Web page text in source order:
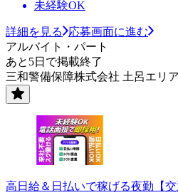
未経験OK
詳細を見る
応募画面に進む
アルバイト・パート
あと5日で掲載終了
三和警備保障株式会社 土呂エリ
高日給＆日払いで稼げる夜勤【